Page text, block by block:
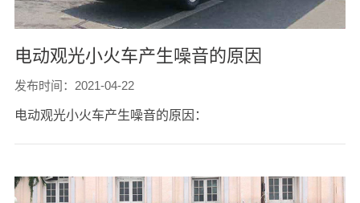
电动观光小火车产生噪音的原因
发布时间：2021-04-22
电动观光小火车产生噪音的原因：